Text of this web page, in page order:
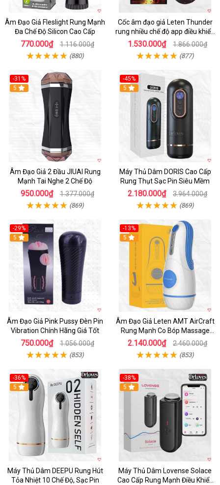
Âm Đạo Giả Fleslight Rung Mạnh
Đa Chế Độ Silicon Cao Cấp
770.000₫ 1.116.000₫
(880)
Cốc âm đạo giả Leten Thunder
rung nhiều chế độ app điều khiển
tiện lợi
1.530.000₫ 1.866.000₫
(877)
-31%
5
Âm Đạo Giả 2 Đầu JIUAI Rung
Mạnh Tai Nghe 2 Chế Độ
950.000₫ 1.377.000₫
(869)
-45%
Hot
5
Máy Thủ Dâm DORIS Cao Cấp
Rung Thụt Sạc Pin Siêu Mềm
2.180.000₫ 3.964.000₫
(869)
-29%
5
Âm Đạo Giả Pink Pussy Đèn Pin
Vibration Chính Hãng Giá Tốt
750.000₫ 1.056.000₫
(853)
-13%
5
Âm Đạo Giả Leten AMT AirCraft
Rung Mạnh Co Bóp Massage
Êm Ái
2.140.000₫ 2.460.000₫
(853)
-36%
Hot
5
Máy Thủ Dâm DEEPU Rung Hút
Tỏa Nhiệt 10 Chế Độ, Sạc Pin
-38%
Hot
5
Máy Thủ Dâm Lovense Solace
Cao Cấp Rung Mạnh Điều Khiển